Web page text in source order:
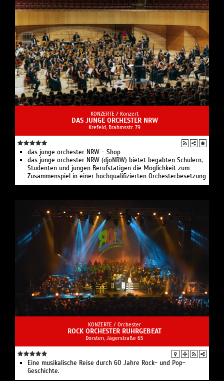
KONZERTE / Konzert
DAS JUNGE ORCHESTER NRW
Krefeld, Brahmsstr. 79
das junge orchester NRW - Shop
das junge orchester NRW (djoNRW) bietet begabten Schülern,
Studenten und jungen Berufstätigen die Möglichkeit zum
Zusammenspiel in einer hochqualifizierten Orchesterbesetzung
KONZERTE / Orchester
ROCK ORCHESTER RUHRGEBEAT
Dorsten, Jägerstraße 65
Eine musikalische Reise durch 60 Jahre Rock- und Pop-
Geschichte.